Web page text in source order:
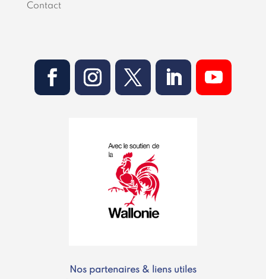
Contact
Nos partenaires & liens utiles